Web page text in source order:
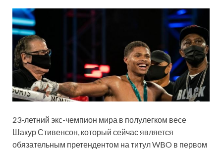
23-летний экс-чемпион мира в полулегком весе
Шакур Стивенсон, который сейчас является
обязательным претендентом на титул WBO в первом